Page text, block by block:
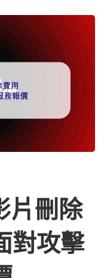
片的表層，深入帶
一，主張著作權（版
權被侵害。 這兩種
截然不同，若策略運
從搜尋結果中徹底
」與「隱私權」而
您必須先理解一個
商或尋求法律途
著作權」與「隱私
利。 美國《數位千
服務法》（DSA）
只要您能證明影片侵
）或侵害了您的隱私
片刪除
對攻擊